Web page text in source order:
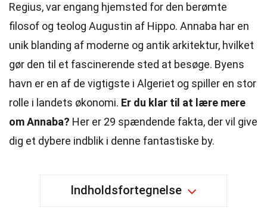
Regius, var engang hjemsted for den berømte
filosof og teolog Augustin af Hippo. Annaba har en
unik blanding af moderne og antik arkitektur, hvilket
gør den til et fascinerende sted at besøge. Byens
havn er en af de vigtigste i Algeriet og spiller en stor
rolle i landets økonomi. Er du klar til at lære mere
om Annaba? Her er 29 spændende fakta, der vil give
dig et dybere indblik i denne fantastiske by.
Indholdsfortegnelse